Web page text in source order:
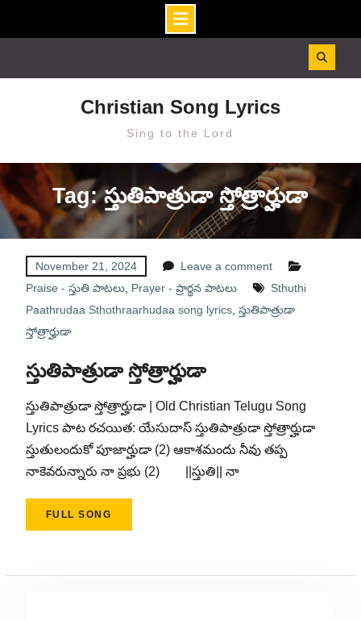
Christian Song Lyrics
Sing to the Lord
Tag: స్తుతిపాత్రుడా స్తోత్రార్హుడా
November 21, 2024
Leave a comment
Praise - స్తుతి పాటలు, Prayer - ప్రార్థన పాటలు
Sthuthi
Paathrudaa Sthothraarhudaa song lyrics, స్తుతిపాత్రుడా
స్తోత్రార్హుడా
స్తుతిపాత్రుడా స్తోత్రార్హుడా
స్తుతిపాత్రుడా స్తోత్రార్హుడా | Old Christian Telugu Song
Lyrics పాట రచయిత: యేసుదాస్ స్తుతిపాత్రుడా స్తోత్రార్హుడా
స్తుతులందుకో పూజార్హుడా (2) ఆకాశమందు నీవు తప్ప
నాకెవరున్నారు నా ప్రభు (2) ||స్తుతి|| నా
FULL SONG